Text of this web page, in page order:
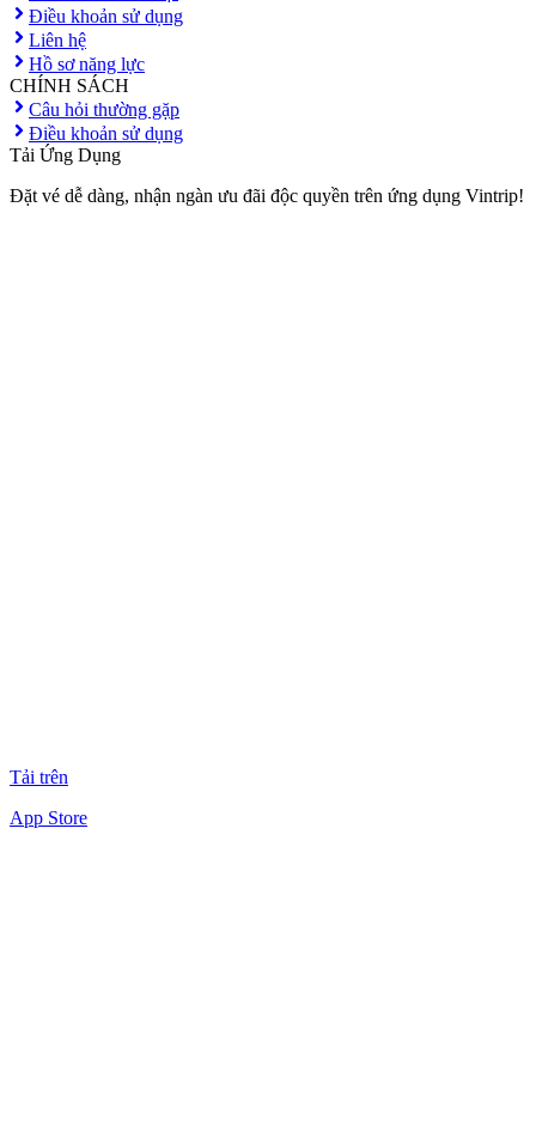
Điều khoản sử dụng
Liên hệ
Hồ sơ năng lực
CHÍNH SÁCH
Câu hỏi thường gặp
Điều khoản sử dụng
Tải Ứng Dụng
Đặt vé dễ dàng, nhận ngàn ưu đãi độc quyền trên ứng dụng Vintrip!
Tải trên
App Store